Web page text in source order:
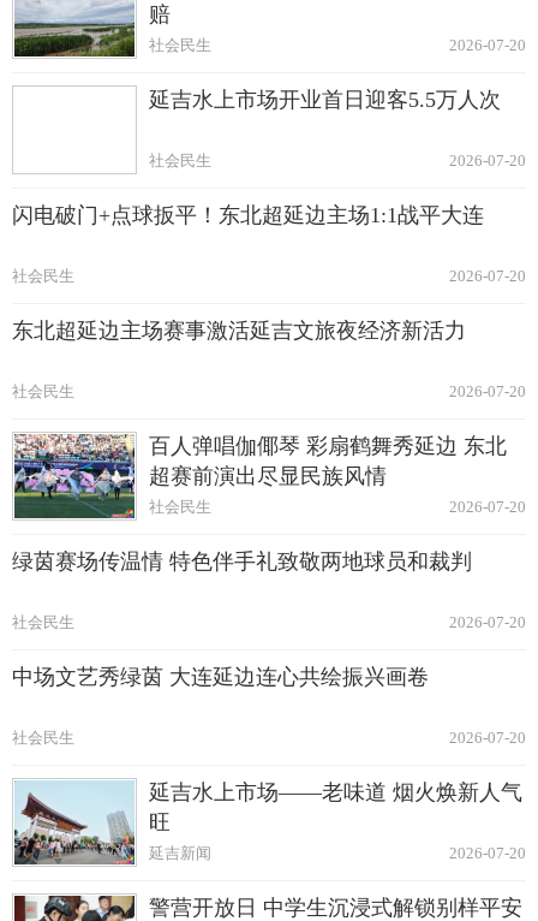
赔
2026-07-20
社会民生
延吉水上市场开业首日迎客5.5万人次
2026-07-20
社会民生
闪电破门+点球扳平！东北超延边主场1:1战平大连
2026-07-20
社会民生
东北超延边主场赛事激活延吉文旅夜经济新活力
2026-07-20
社会民生
百人弹唱伽倻琴 彩扇鹤舞秀延边 东北
超赛前演出尽显民族风情
2026-07-20
社会民生
绿茵赛场传温情 特色伴手礼致敬两地球员和裁判
2026-07-20
社会民生
中场文艺秀绿茵 大连延边连心共绘振兴画卷
2026-07-20
社会民生
延吉水上市场——老味道 烟火焕新人气
旺
2026-07-20
延吉新闻
警营开放日 中学生沉浸式解锁别样平安